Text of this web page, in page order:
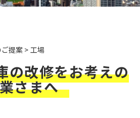
提案 > 工場
の改修をお考えの
さまへ